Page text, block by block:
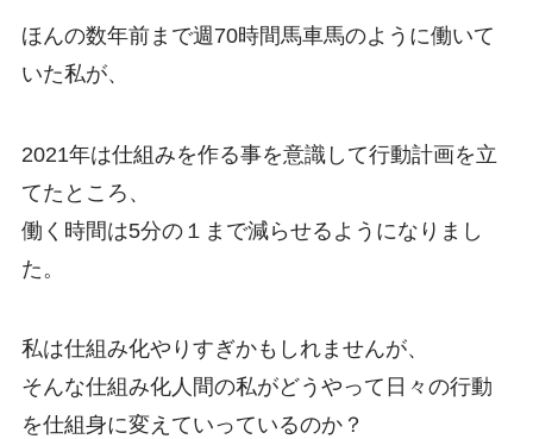
ほんの数年前まで週70時間馬車馬のように働いて
いた私が、
2021年は仕組みを作る事を意識して行動計画を立
てたところ、
働く時間は5分の１まで減らせるようになりまし
た。
私は仕組み化やりすぎかもしれませんが、
そんな仕組み化人間の私がどうやって日々の行動
を仕組身に変えていっているのか？